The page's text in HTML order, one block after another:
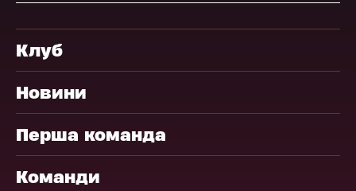
Клуб
Новини
Перша команда
Команди